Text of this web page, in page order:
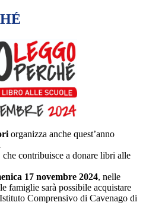
organizza anche quest’anno
che contribuisce a donare libri alle
17 novembre 2024, nelle
famiglie sarà possibile acquistare
Comprensivo di Cavenago di